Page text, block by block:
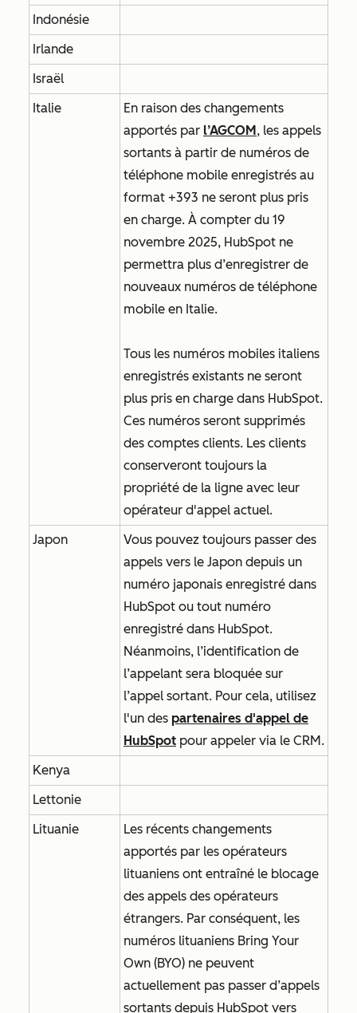
Indonésie
Irlande
Israël
Italie
En raison des changements
apportés par l’AGCOM, les appels
sortants à partir de numéros de
téléphone mobile enregistrés au
format +393 ne seront plus pris
en charge. À compter du 19
novembre 2025, HubSpot ne
permettra plus d’enregistrer de
nouveaux numéros de téléphone
mobile en Italie.
Tous les numéros mobiles italiens
enregistrés existants ne seront
plus pris en charge dans HubSpot.
Ces numéros seront supprimés
des comptes clients. Les clients
conserveront toujours la
propriété de la ligne avec leur
opérateur d'appel actuel.
Japon
Vous pouvez toujours passer des
appels vers le Japon depuis un
numéro japonais enregistré dans
HubSpot ou tout numéro
enregistré dans HubSpot.
Néanmoins, l’identification de
l’appelant sera bloquée sur
l’appel sortant. Pour cela, utilisez
l'un des partenaires d'appel de
HubSpot pour appeler via le CRM.
Kenya
Lettonie
Lituanie
Les récents changements
apportés par les opérateurs
lituaniens ont entraîné le blocage
des appels des opérateurs
étrangers. Par conséquent, les
numéros lituaniens Bring Your
Own (BYO) ne peuvent
actuellement pas passer d’appels
sortants depuis HubSpot vers